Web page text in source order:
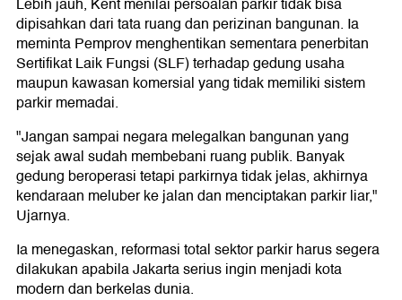
dipisahkan dari tata ruang dan perizinan bangunan. Ia
meminta Pemprov menghentikan sementara penerbitan
Sertifikat Laik Fungsi (SLF) terhadap gedung usaha
maupun kawasan komersial yang tidak memiliki sistem
parkir memadai.
"Jangan sampai negara melegalkan bangunan yang
sejak awal sudah membebani ruang publik. Banyak
gedung beroperasi tetapi parkirnya tidak jelas, akhirnya
kendaraan meluber ke jalan dan menciptakan parkir liar,"
Ujarnya.
Ia menegaskan, reformasi total sektor parkir harus segera
dilakukan apabila Jakarta serius ingin menjadi kota
modern dan berkelas dunia.